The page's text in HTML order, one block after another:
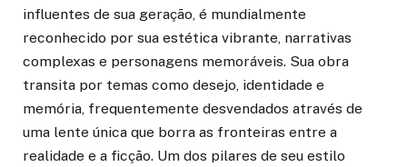
influentes de sua geração, é mundialmente
reconhecido por sua estética vibrante, narrativas
complexas e personagens memoráveis. Sua obra
transita por temas como desejo, identidade e
memória, frequentemente desvendados através de
uma lente única que borra as fronteiras entre a
realidade e a ficção. Um dos pilares de seu estilo